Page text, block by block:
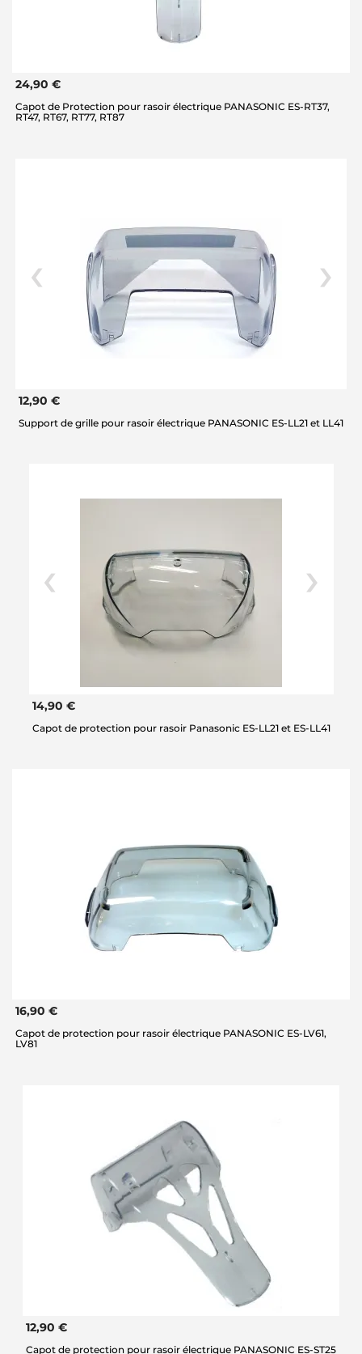
24,90 €
Capot de Protection pour rasoir électrique PANASONIC ES-RT37,
RT47, RT67, RT77, RT87
12,90 €
Support de grille pour rasoir électrique PANASONIC ES-LL21 et LL41
14,90 €
Capot de protection pour rasoir Panasonic ES-LL21 et ES-LL41
16,90 €
Capot de protection pour rasoir électrique PANASONIC ES-LV61,
LV81
12,90 €
Capot de protection pour rasoir électrique PANASONIC ES-ST25